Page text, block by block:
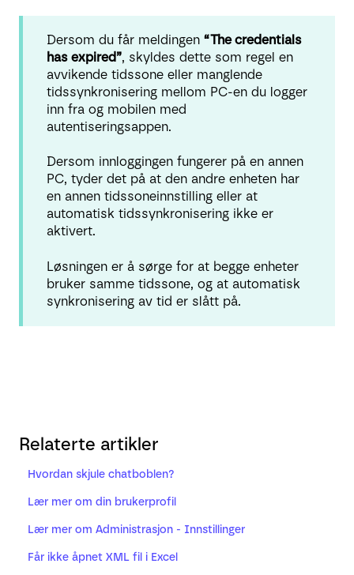
Dersom du får meldingen “The credentials
has expired”, skyldes dette som regel en
avvikende tidssone eller manglende
tidssynkronisering mellom PC-en du logger
inn fra og mobilen med
autentiseringsappen.
Dersom innloggingen fungerer på en annen
PC, tyder det på at den andre enheten har
en annen tidssoneinnstilling eller at
automatisk tidssynkronisering ikke er
aktivert.
Løsningen er å sørge for at begge enheter
bruker samme tidssone, og at automatisk
synkronisering av tid er slått på.
Relaterte artikler
Hvordan skjule chatboblen?
Lær mer om din brukerprofil
Lær mer om Administrasjon - Innstillinger
Får ikke åpnet XML fil i Excel